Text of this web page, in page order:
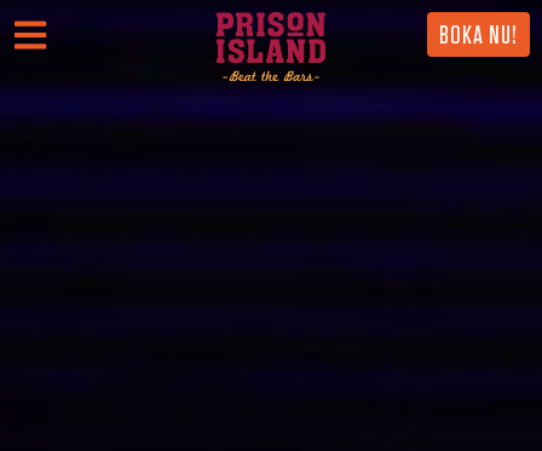
BOKA NU!